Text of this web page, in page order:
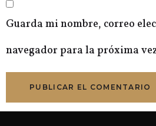
Guarda mi nombre, correo
navegador para la próxima